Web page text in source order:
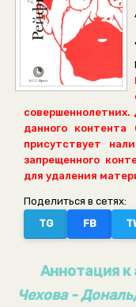
данного
присутствует
запрещенного
для удаления
Поделиться в сетях:
TG
FB
Аннотация к
Чехова -